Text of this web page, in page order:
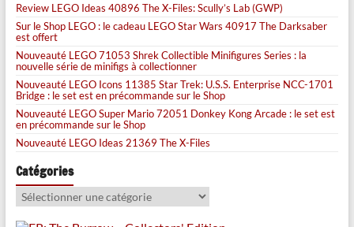
Review LEGO Ideas 40896 The X-Files: Scully’s Lab (GWP)
Sur le Shop LEGO : le cadeau LEGO Star Wars 40917 The Darksaber
est offert
Nouveauté LEGO 71053 Shrek Collectible Minifigures Series : la
nouvelle série de minifigs à collectionner
Nouveauté LEGO Icons 11385 Star Trek: U.S.S. Enterprise NCC-1701
Bridge : le set est en précommande sur le Shop
Nouveauté LEGO Super Mario 72051 Donkey Kong Arcade : le set est
en précommande sur le Shop
Nouveauté LEGO Ideas 21369 The X-Files
Catégories
Catégories